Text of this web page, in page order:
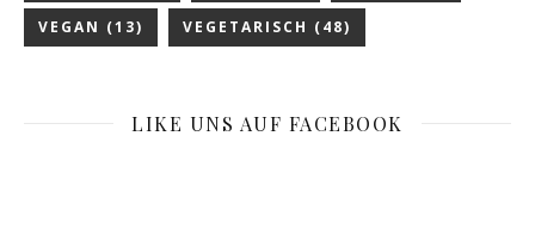
VEGAN (13) VEGETARISCH (48)
LIKE UNS AUF FACEBOOK